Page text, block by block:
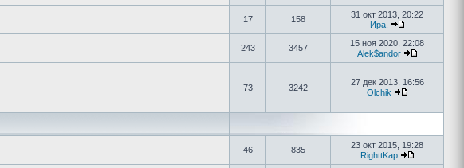
17 158
31 окт 2013, 20:22
Ира.
243 3457
15 ноя 2020, 22:08
Alek$andor
73 3242
27 дек 2013, 16:56
Olchik
46 835
23 окт 2015, 19:28
RighttKap